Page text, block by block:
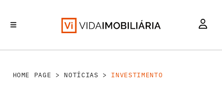
HOME PAGE > NOTÍCIAS > INVESTIMENTO